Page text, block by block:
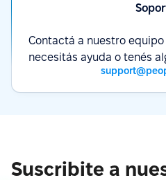
Contactá a nuestro
necesitás ayuda o tenés
Suscribite a